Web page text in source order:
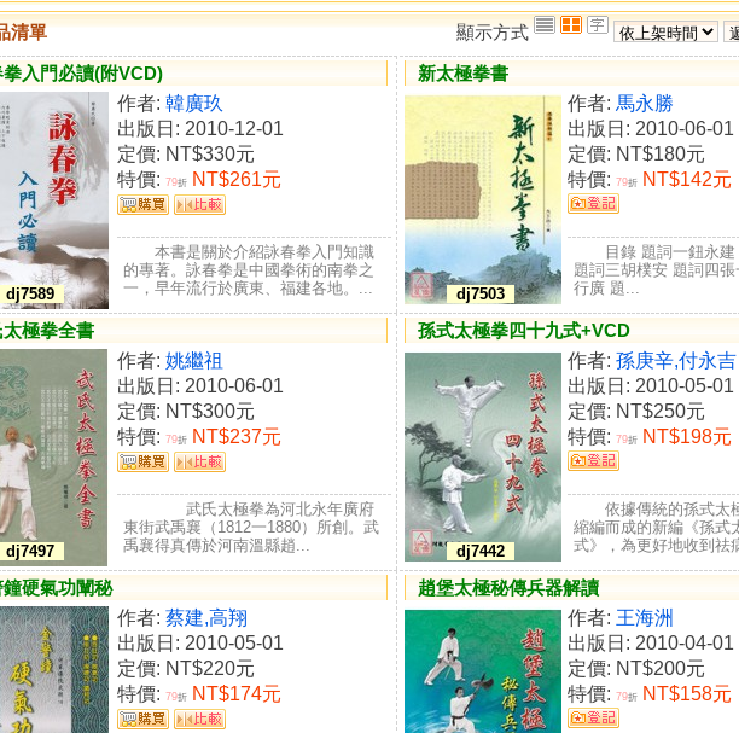
清單
顯示方式
入門必讀(附VCD)
dj7589
作者: 韓廣玖
出版日: 2010-12-01
定價: NT$330元
特價: 79折 NT$261元
本書是關於介紹詠春拳入門知識
的專著。詠春拳是中國拳術的南拳之
一，早年流行於廣東、福建各地。...
新太極拳書
dj7503
作者: 馬永勝
出版日: 2010-06-01
定價: NT$180元
特價: 79折 NT$142元
目錄 題詞一鈕永
題詞三胡樸安 題詞四
行廣 題...
極拳全書
dj7497
作者: 姚繼祖
出版日: 2010-06-01
定價: NT$300元
特價: 79折 NT$237元
武氏太極拳為河北永年廣府
東街武禹襄（1812一1880）所創。武
禹襄得真傳於河南溫縣趙...
孫式太極拳四十九式+VCD
dj7442
作者: 孫庚辛,付永吉
出版日: 2010-05-01
定價: NT$250元
特價: 79折 NT$198元
依據傳統的孫式太
縮編而成的新編《孫式
式》，為更好地收到祛
硬氣功闡秘
作者: 蔡建,高翔
出版日: 2010-05-01
定價: NT$220元
特價: 79折 NT$174元
趙堡太極秘傳兵器解讀
作者: 王海洲
出版日: 2010-04-01
定價: NT$200元
特價: 79折 NT$158元